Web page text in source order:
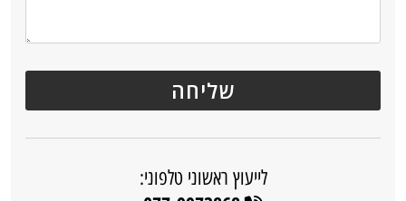
לייעוץ ראשוני טלפוני: